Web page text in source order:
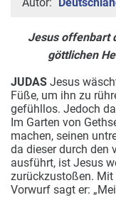
Jesus offenbart
göttlichen
JUDAS Jesus
Füße, um ihn zu
gefühllos. Jedoch
Im Garten von
machen, seinen
da dieser durch den
ausführt, ist Jesus
zurückzustoßen. Mit
Vorwurf sagt er: